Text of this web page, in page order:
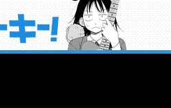
放題！ ジャンプルーキー！